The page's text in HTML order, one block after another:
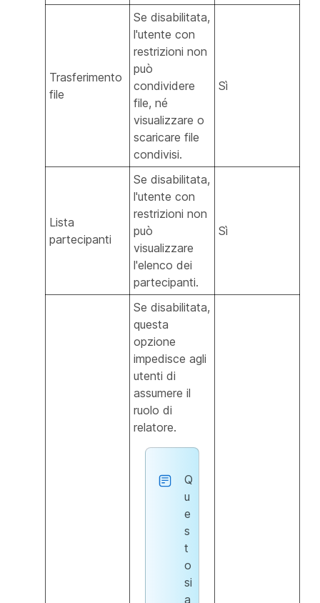
Trasferimento
file
Se disabilitata,
l'utente con
restrizioni non
può
condividere
file, né
visualizzare o
scaricare file
condivisi.
Sì
Lista
partecipanti
Se disabilitata,
l'utente con
restrizioni non
può
visualizzare
l'elenco dei
partecipanti.
Sì
Se disabilitata,
questa
opzione
impedisce agli
utenti di
assumere il
ruolo di
relatore.
Q
u
e
s
t
o
si
a